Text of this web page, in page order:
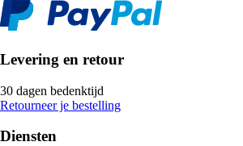
Levering en retour
30 dagen bedenktijd
Retourneer je bestelling
Diensten